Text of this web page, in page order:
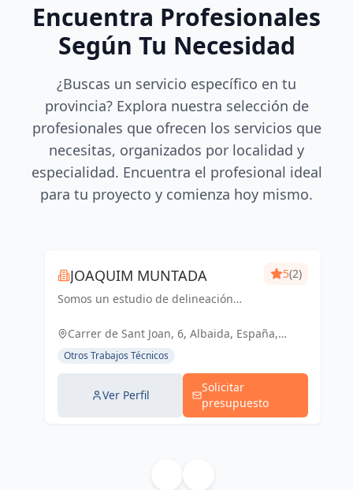
Encuentra Profesionales
Según Tu Necesidad
¿Buscas un servicio específico en tu
provincia? Explora nuestra selección de
profesionales que ofrecen los servicios que
necesitas, organizados por localidad y
especialidad. Encuentra el profesional ideal
para tu proyecto y comienza hoy mismo.
JOAQUIM MUNTADA
Somos un estudio de delineación
básicos, de ejecución, licencias de
industrial, diseño 3D de p...
5(2)
Carrer de Sant Joan, 6, Albaida, España,
España
Otros Trabajos Técnicos
Ver Perfil
Solicitar
presupuesto